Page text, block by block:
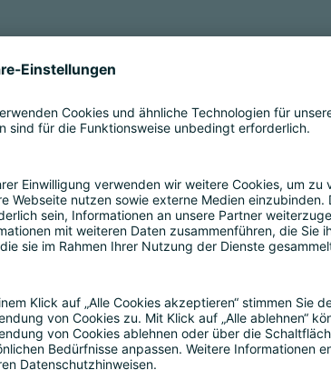
Unterschiedliche
endgültige Fassung noch erheblich
tatsächlich kommen, noch in
Unsicherheit:
in seiner Struktur bestehen.
im Omnibus letztlich beschlossen